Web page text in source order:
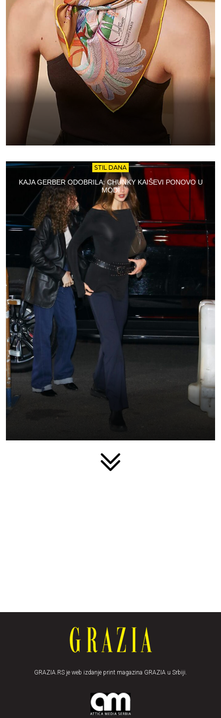
STIL DANA
KAJA GERBER ODOBRILA: CHUNKY KAIŠEVI PONOVO U
MODI
GRAZIA.RS je web izdanje print magazina GRAZIA u Srbiji.